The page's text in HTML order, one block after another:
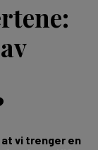
vi trenger en